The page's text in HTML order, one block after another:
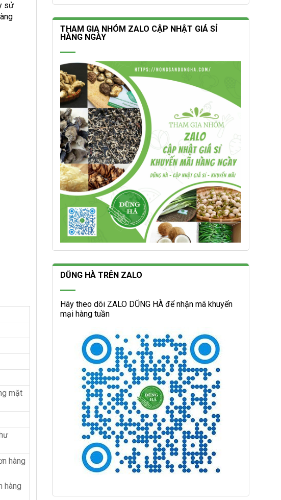
sử
mặt
hàng
hàng
THAM GIA NHÓM ZALO CẬP NHẬT GIÁ SỈ
HÀNG NGÀY
DŨNG HÀ TRÊN ZALO
Hãy theo dõi ZALO DŨNG HÀ để nhận mã khuyến
mại hàng tuần